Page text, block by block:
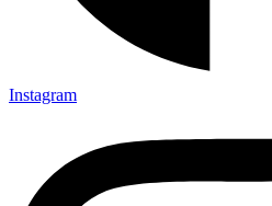
Instagram